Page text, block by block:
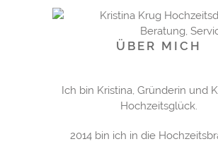
ÜBER MICH
Ich bin Kristina, Gründerin und
Hochzeitsglück.
2014 bin ich in die